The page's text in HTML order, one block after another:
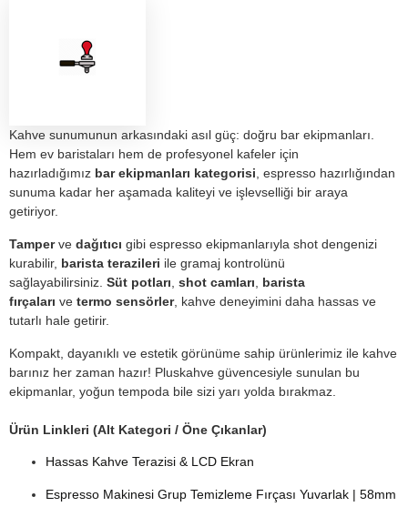
Kahve sunumunun arkasındaki asıl güç: doğru bar ekipmanları.
Hem ev baristaları hem de profesyonel kafeler için
hazırladığımız bar ekipmanları kategorisi , espresso hazırlığından
sunuma kadar her aşamada kaliteyi ve işlevselliği bir araya
getiriyor.
Tamperve dağıtıcı gibi espresso ekipmanlarıyla shot dengenizi
kurabilir, barista terazileri ile gramaj kontrolünü
sağlayabilirsiniz. Süt potları shot camları
barista
fırçaları ve termo sensörler, kahve deneyimini daha hassas ve
tutarlı hale getirir.
Kompakt, dayanıklı ve estetik görünüme sahip ürünlerimiz ile kahve
barınız her zaman hazır! Pluskahve güvencesiyle sunulan bu
ekipmanlar, yoğun tempoda bile sizi yarı yolda bırakmaz.
Ürün Linkleri (Alt Kategori / Öne Çıkanlar)
Hassas Kahve Terazisi & LCD Ekran
Espresso Makinesi Grup Temizleme Fırçası Yuvarlak | 58mm